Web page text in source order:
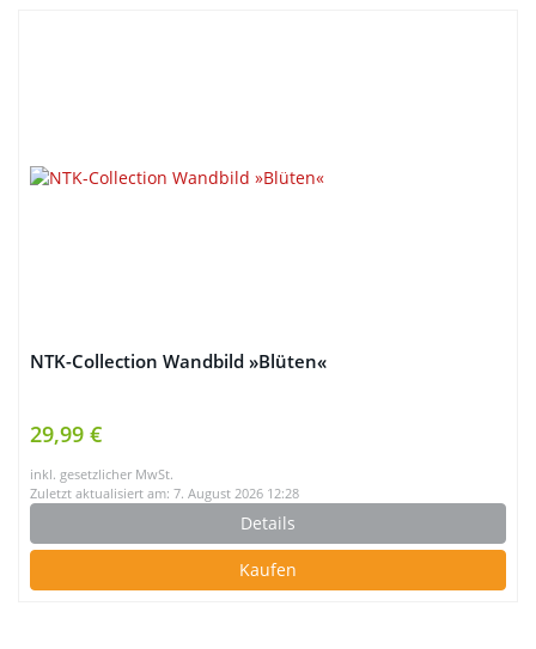
NTK-Collection Wandbild »Blüten«
29,99 €
inkl. gesetzlicher MwSt.
Zuletzt aktualisiert am: 7. August 2026 12:28
Details
Kaufen